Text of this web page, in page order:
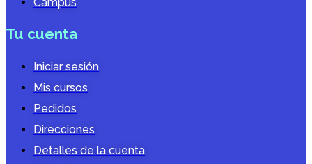
Tu cuenta
Iniciar sesión
Mis cursos
Pedidos
Direcciones
Detalles de la cuenta